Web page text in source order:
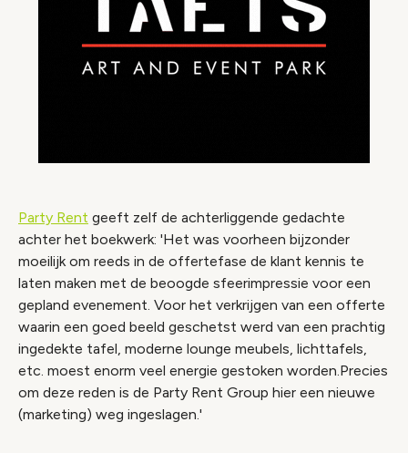
Party Rent geeft zelf de achterliggende gedachte
achter het boekwerk: 'Het was voorheen bijzonder
moeilijk om reeds in de offertefase de klant kennis te
laten maken met de beoogde sfeerimpressie voor een
gepland evenement. Voor het verkrijgen van een offerte
waarin een goed beeld geschetst werd van een prachtig
ingedekte tafel, moderne lounge meubels, lichttafels,
etc. moest enorm veel energie gestoken worden.Precies
om deze reden is de Party Rent Group hier een nieuwe
(marketing) weg ingeslagen.'